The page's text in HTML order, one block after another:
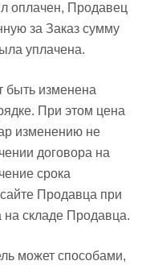
оплачен, Продавец
за Заказ сумму
уплачена.
быть изменена
При этом цена
изменению не
договора на
срока
Продавца при
на складе Продавца.
может способами,